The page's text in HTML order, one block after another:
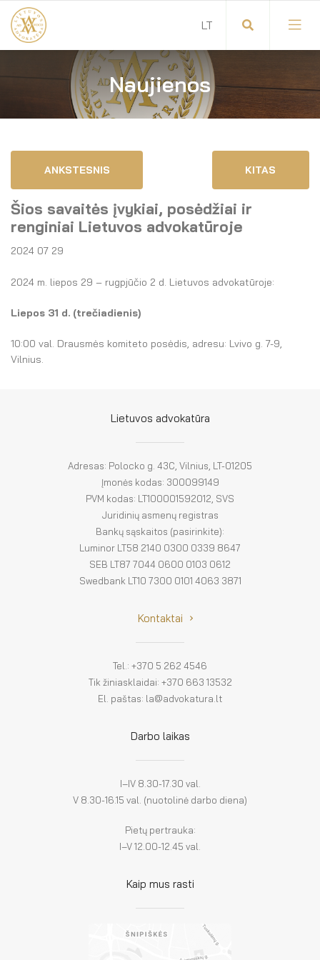
Visuotinis advokatų susirinkimas
Advokatų tarybos pirmininkas
Advokatų taryba
Komitetai
Garbės teismas
Administracija
Savitarna
Savivaldos teisės aktai
Dokumentų atmintinė
Gynėjas
El. parduotuvė
LT
EN
Naujienos
ANKSTESNIS KITAS
Šios savaitės įvykiai, posėdžiai ir
renginiai Lietuvos advokatūroje
2024 07 29
2024 m. liepos 29 – rugpjūčio 2 d. Lietuvos advokatūroje:
Liepos 31 d. (trečiadienis)
10:00 val. Drausmės komiteto posėdis, adresu: Lvivo g. 7-9,
Vilnius.
Lietuvos advokatūra
Adresas: Polocko g. 43C, Vilnius, LT-01205
Įmonės kodas: 300099149
PVM kodas: LT100001592012, SVS
Juridinių asmenų registras
Bankų sąskaitos (pasirinkite):
Luminor LT58 2140 0300 0339 8647
SEB LT87 7044 0600 0103 0612
Swedbank LT10 7300 0101 4063 3871
Kontaktai
Tel.: +370 5 262 4546
Tik žiniasklaidai: +370 663 13532
El. paštas: la@advokatura.lt
Darbo laikas
I–IV 8.30-17.30 val.
V 8.30-16.15 val. (nuotolinė darbo diena)
Pietų pertrauka:
I–V 12.00-12.45 val.
Kaip mus rasti